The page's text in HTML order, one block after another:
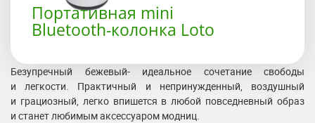
Портативная mini
Bluetooth-колонка Loto
Безупречный бежевый- идеальное сочетание свободы
и легкости. Практичный и непринужденный, воздушный
и грациозный, легко впишется в любой повседневный образ
и станет любимым аксессуаром модниц.